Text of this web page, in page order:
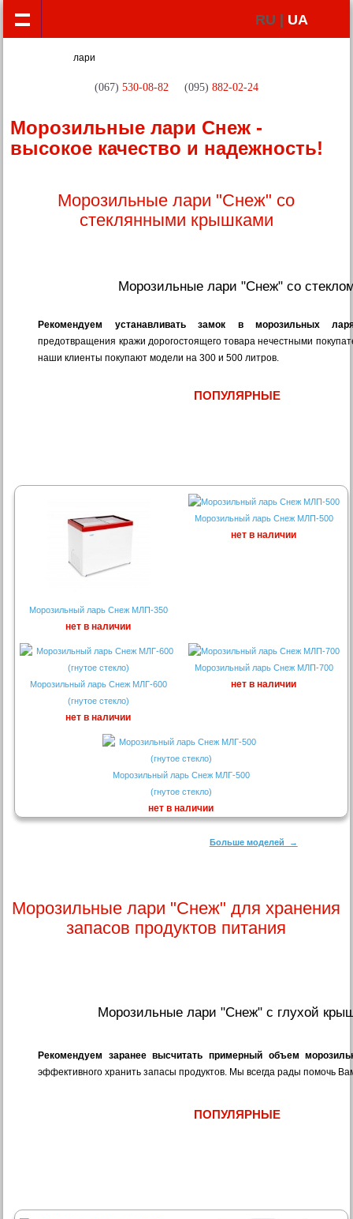
RU | UA
(067) 530-08-82 (095) 882-02-24
Морозильные лари Снеж -
высокое качество и надежность!
Морозильные лари "Снеж" со
стеклянными крышками
Морозильные лари "Cнеж" со
Рекомендуем устанавливать замок в морозильных
предотвращения кражи дорогостоящего товара нечестными
наши клиенты покупают модели на 300 и 500 литров.
ПОПУЛЯРНЫЕ
Морозильный ларь Снеж МЛП-350
нет в наличии
Морозильный ларь Снеж МЛП-500
нет в наличии
Морозильный ларь Снеж МЛГ-600
(гнутое стекло)
нет в наличии
Морозильный ларь Снеж МЛП-700
нет в наличии
Морозильный ларь Снеж МЛГ-500
(гнутое стекло)
нет в наличии
Больше моделей →
Морозильные лари "Снеж" для хранения
запасов продуктов питания
Морозильные лари "Cнеж" с глухой
Рекомендуем заранее высчитать примерный объем
эффективного хранить запасы продуктов. Мы всегда рады помочь
ПОПУЛЯРНЫЕ